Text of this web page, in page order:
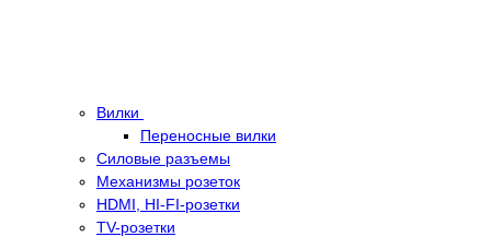
Вилки
Переносные вилки
Силовые разъемы
Механизмы розеток
HDMI, HI-FI-розетки
TV-розетки